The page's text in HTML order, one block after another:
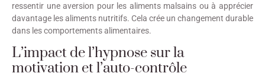
ressentir une aversion pour les aliments malsains ou à apprécier
davantage les aliments nutritifs. Cela crée un changement durable
dans les comportements alimentaires.
L’impact de l’hypnose sur la
motivation et l’auto-contrôle